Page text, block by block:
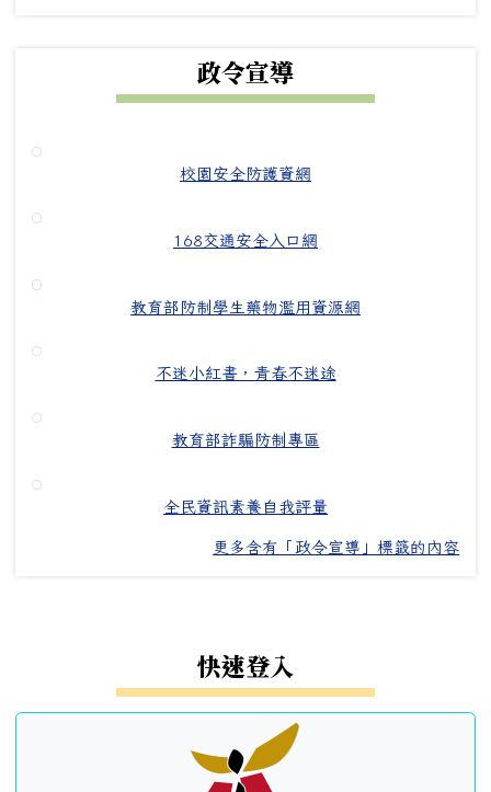
政令宣導
校園安全防護資網
168交通安全入口網
教育部防制學生藥物濫用資源網
不迷小紅書，青春不迷途
教育部詐騙防制專區
全民資訊素養自我評量
更多含有「政令宣導」標籤的內容
快速登入